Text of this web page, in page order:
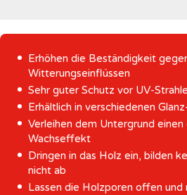
Erhöhen die Beständigkeit
Witterungseinflüssen
Sehr guter Schutz vor UV-
Erhältlich in verschiedenen
Verleihen dem Untergrund einen
Wachseffekt
Dringen in das Holz ein, bilden
nicht ab
Lassen die Holzporen offen und